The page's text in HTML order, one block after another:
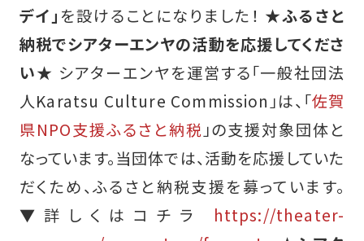
デイ」 を設けることになりました！ ★ふるさと
納税でシアターエンヤの活動を応援してくださ
い★ シアターエンヤを運営する「一般社団法
人Karatsu Culture Commission」は、「佐賀
県NPO支援ふるさと納税」の支援対象団体と
なっています。当団体では、活動を応援していた
だくため、ふるさと納税支援を募っています。
▼詳しくはコチラ https://theater-